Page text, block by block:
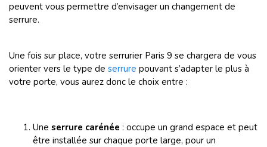
peuvent vous permettre d’envisager un changement de
serrure.
Une fois sur place, votre serrurier Paris 9 se chargera de vous
orienter vers le type de serrure pouvant s’adapter le plus à
votre porte, vous aurez donc le choix entre :
Une serrure carénée : occupe un grand espace et peut
être installée sur chaque porte large, pour un